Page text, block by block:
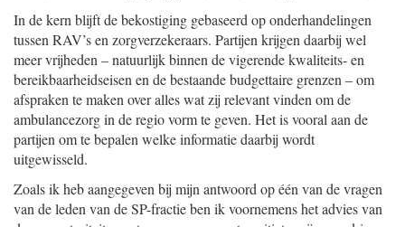
In de kern blijft de bekostiging gebaseerd op onderhandelingen
tussen RAV’s en zorgverzekeraars. Partijen krijgen daarbij wel
meer vrijheden – natuurlijk binnen de vigerende kwaliteits- en
bereikbaarheidseisen en de bestaande budgettaire grenzen – om
afspraken te maken over alles wat zij relevant vinden om de
ambulancezorg in de regio vorm te geven. Het is vooral aan de
partijen om te bepalen welke informatie daarbij wordt
uitgewisseld.
Zoals ik heb aangegeven bij mijn antwoord op één van de vragen
van de leden van de SP-fractie ben ik voornemens het advies van